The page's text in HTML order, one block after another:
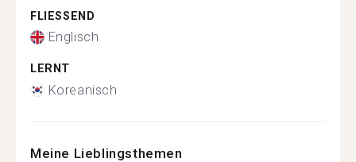
FLIESSEND
Englisch
LERNT
Koreanisch
Meine Lieblingsthemen